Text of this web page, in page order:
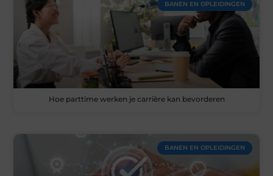
BANEN EN OPLEIDINGEN
Hoe parttime werken je carrière kan bevorderen
BANEN EN OPLEIDINGEN